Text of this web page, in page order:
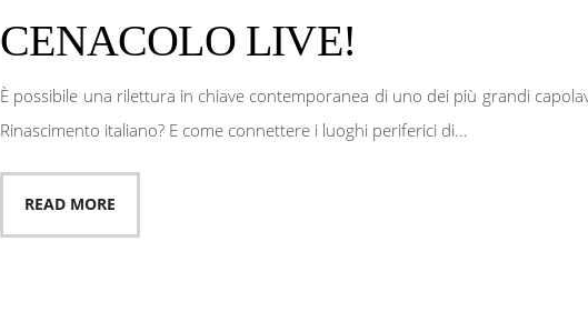
CENACOLO LIVE!
È possibile una rilettura in chiave contemporanea di uno dei più grandi
Rinascimento italiano? E come connettere i luoghi periferici di...
READ MORE